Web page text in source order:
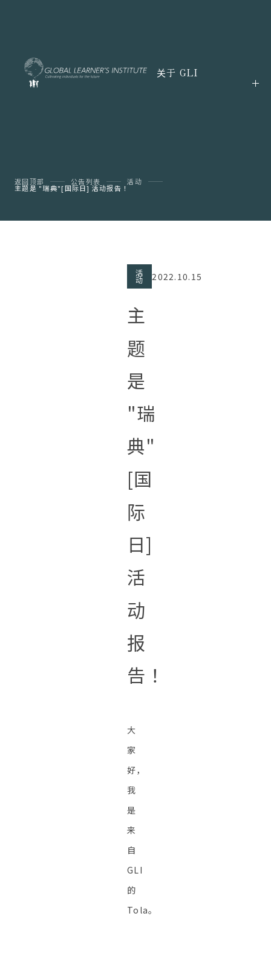
关于 GLI
返回顶部 公告列表 活动
主题是 "瑞典"[国际日] 活动报告！
活
动 2022.10.15
主
题
是
"瑞
典"
[国
际
日]
活
动
报
告！
大
家
好，
我
是
来
自
GLI
的
Tola。